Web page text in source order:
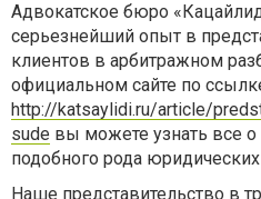
Адвокатское бюро
серьезнейший опыт в
клиентов в арбитражном
официальном сайте по
http://katsaylidi.ru/article/
sude вы можете узнать все
подобного рода юридических
Наше представительство в